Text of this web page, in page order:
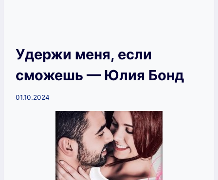
Удержи меня, если
сможешь — Юлия Бонд
01.10.2024